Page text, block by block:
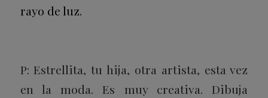
rayo de luz.
P: Estrellita, tu hija, otra artista, esta vez
en la moda. Es muy creativa. Dibuja